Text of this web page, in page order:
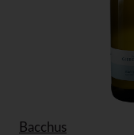
Bacchus